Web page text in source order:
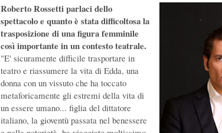
Roberto Rossetti parlaci dello
spettacolo e quanto è stata difficoltosa la
trasposizione di una figura femminile
così importante in un contesto teatrale.
"E' sicuramente difficile trasportare in
teatro e riassumere la vita di Edda, una
donna con un vissuto che ha toccato
metaforicamente gli estremi della vita di
un essere umano... figlia del dittatore
italiano, la gioventù passata nel benessere